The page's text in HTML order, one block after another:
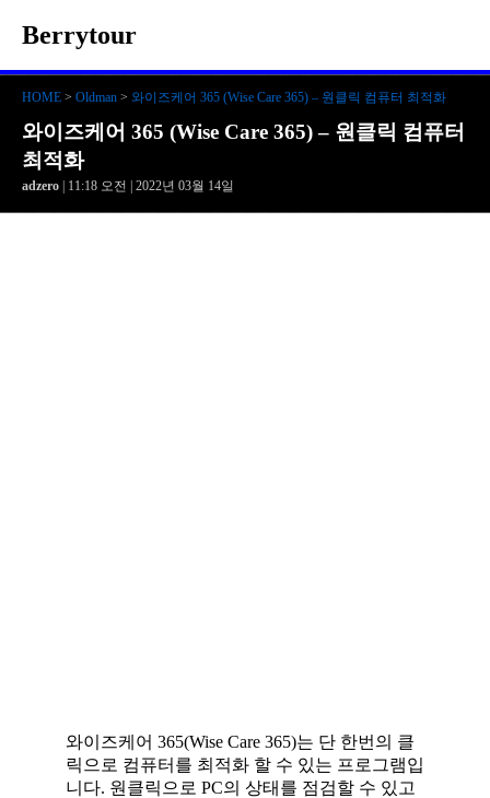
Berrytour
HOME > Oldman > 와이즈케어 365 (Wise Care 365) – 원클릭 컴퓨터 최적화
와이즈케어 365 (Wise Care 365) – 원클릭 컴퓨터
최적화
adzero | 11:18 오전 | 2022년 03월 14일
와이즈케어 365(Wise Care 365)는 단 한번의 클
릭으로 컴퓨터를 최적화 할 수 있는 프로그램입
니다. 원클릭으로 PC의 상태를 점검할 수 있고